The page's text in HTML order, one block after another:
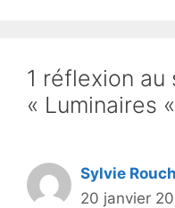
1 réflexion au
« Luminaires
Sylvie
20 janvier